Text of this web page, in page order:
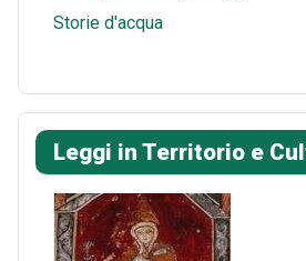
Storie d'acqua
Leggi in Territorio e